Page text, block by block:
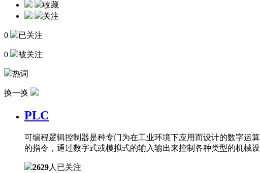
收藏
关注
0 已关注
0 被关注
热词
换一换
PLC
可编程逻辑控制器是种专门为在工业环境下应用而设计的数字运
的指令，通过数字式或模拟式的输入输出来控制各种类型的机械设
2629人已关注